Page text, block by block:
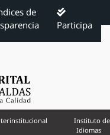
de
Participa
Instituto de
Idiomas